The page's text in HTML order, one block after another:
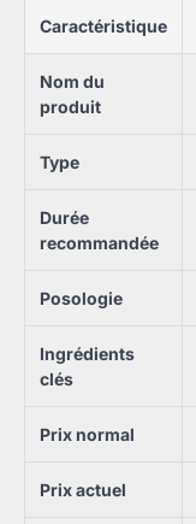
Caractéristique
Nom du
produit
Type
Durée
recommandée
Posologie
Ingrédients
clés
Prix normal
Prix actuel